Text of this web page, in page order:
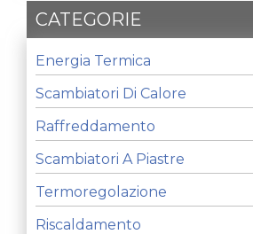
CATEGORIE
Energia Termica
Scambiatori Di Calore
Raffreddamento
Scambiatori A Piastre
Termoregolazione
Riscaldamento